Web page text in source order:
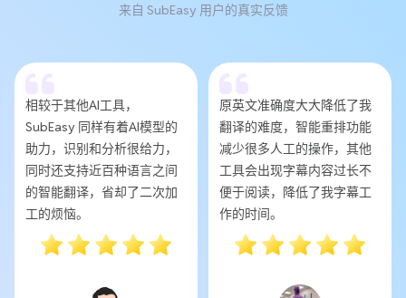
来自 SubEasy 用户的真实反馈
相较于其他AI工具，
SubEasy 同样有着AI模型的
助力，识别和分析很给力，
同时还支持近百种语言之间
的智能翻译，省却了二次加
工的烦恼。
原英文准确度大大降低了我
翻译的难度，智能重排功能
减少很多人工的操作，其他
工具会出现字幕内容过长不
便于阅读，降低了我字幕工
作的时间。